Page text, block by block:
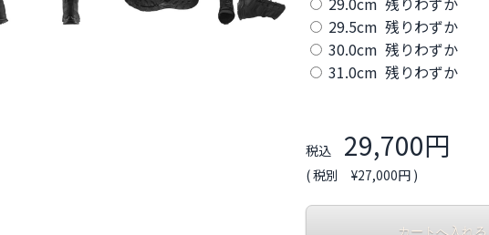
29.5cm 残りわずか
30.0cm 残りわずか
31.0cm 残りわずか
税込 29,700円
( 税別 ¥27,000円 )